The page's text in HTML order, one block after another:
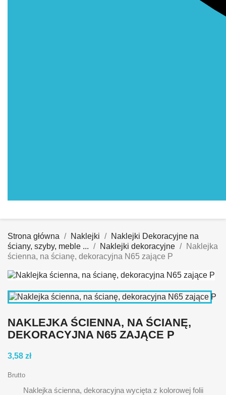
Strona główna Naklejki
Naklejki Dekoracyjne na
ściany, szyby, meble ...
Naklejki dekoracyjne
Naklejka
ścienna, na ścianę, dekoracyjna N65 zające P
NAKLEJKA ŚCIENNA, NA ŚCIANĘ,
DEKORACYJNA N65 ZAJĄCE P
3,58 zł
Brutto
Naklejka ścienna, dekoracyjna wycięta z kolorowej folii